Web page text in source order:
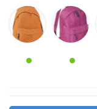
NARANJAFUCSIA